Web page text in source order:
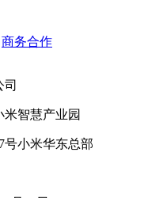
商务合作
智慧产业园
号小米华东总部